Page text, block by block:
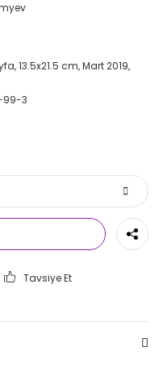
13.5x21.5 cm, Mart 2019,
99-3
Tavsiye Et